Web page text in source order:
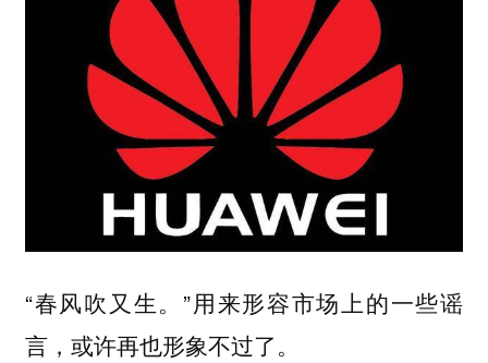
“春风吹又生。”用来形容市场上的一些谣
言，或许再也形象不过了。